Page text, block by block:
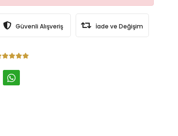
Güvenli Alışveriş İade ve Değişim